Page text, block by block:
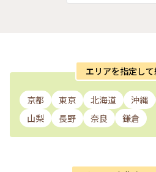
エリアを指定し
京都 東京 北海道 沖縄
山梨
長野 奈良 鎌倉